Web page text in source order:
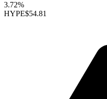
3.72%
HYPE$54.81